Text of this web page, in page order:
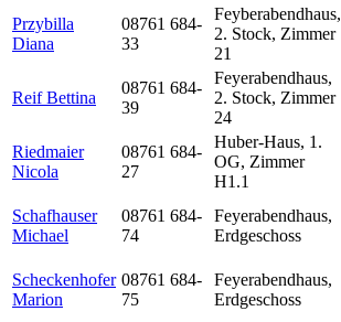
Przybilla
Diana
08761 684-
33
Feyberabendhaus,
2. Stock, Zimmer
21
Reif Bettina
08761 684-
39
Feyerabendhaus,
2. Stock, Zimmer
24
Riedmaier
Nicola
08761 684-
27
Huber-Haus, 1.
OG, Zimmer
H1.1
Schafhauser
Michael
08761 684-
74
Feyerabendhaus,
Erdgeschoss
Scheckenhofer
Marion
08761 684-
75
Feyerabendhaus,
Erdgeschoss